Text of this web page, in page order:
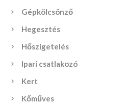
Gépkölcsönző
Hegesztés
Hőszigetelés
Ipari csatlakozó
Kert
Kőműves